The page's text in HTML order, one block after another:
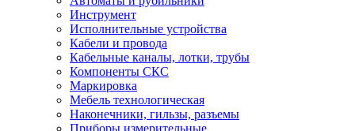
Инструмент
Исполнительные устройства
Кабели и провода
Кабельные каналы, лотки, трубы
Компоненты СКС
Маркировка
Мебель технологическая
Наконечники, гильзы, разъемы
Приборы измерительные